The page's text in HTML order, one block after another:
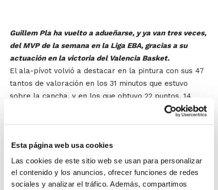
Esta página web usa cookies
Las cookies de este sitio web se usan para personalizar
el contenido y los anuncios, ofrecer funciones de redes
sociales y analizar el tráfico. Además, compartimos
Guillem Pla ha vuelto a adueñarse, y ya van tres veces,
del MVP de la semana en la Liga EBA, gracias a su
actuación en la victoria del Valencia Basket.
El ala-pívot volvió a destacar en la pintura con sus 47
tantos de valoración en los 31 minutos que estuvo
sobre la cancha, y en los que obtuvo 22 puntos, 14
rebotes, 6 asistencias y 11 faltas recibidas. Números
L´Horta Godella.
Jornada muy positiva también para el alcoyanoJavier
Lucas, que esta temporada cumple su cuarta